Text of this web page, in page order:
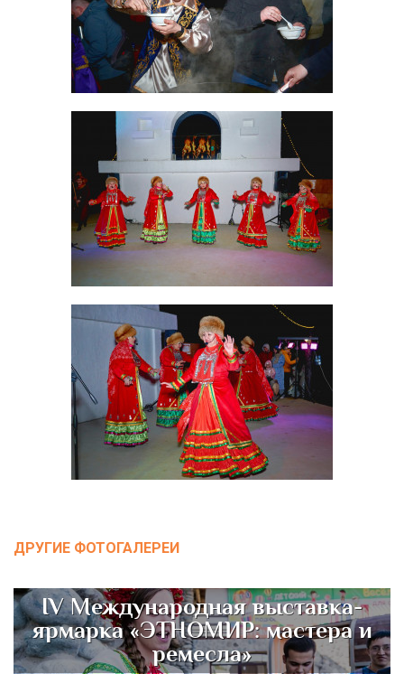
ДРУГИЕ ФОТОГАЛЕРЕИ
IV Международная выставка-
ярмарка «ЭТНОМИР: мастера и
ремесла»